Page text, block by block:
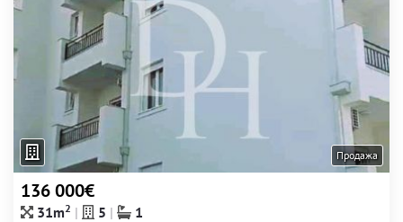
Продажа
136 000€
31m2 5
1